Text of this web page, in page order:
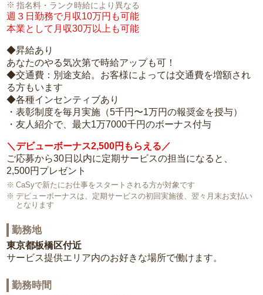
指名料・ランク時給により異なる
週３日勤務で月収10万円も可能
本業として月収30万以上も可能
◆昇給あり
あなたのやる気次第で時給アップも可！
◆交通費：別途支給。お客様によっては交通費を増額され
る方もいます
◆各種インセンティブあり
・表彰制度を毎月実施（5千円〜1万円の報奨金を授与）
・友人紹介で、最大1万7000千円のボーナス付与
＼デビューボーナス2,500円もらえる／
ご応募から30日以内に定期サービスの担当になると、
2,500円プレゼント
CaSyで新たにお仕事をスタートされる方が対象です
デビューボーナスは、定期サービスの初回実施後、翌々月末お支払い
となります
勤務地
東京都板橋区付近
サービス提供エリア内のお好きな場所で働けます。
勤務時間